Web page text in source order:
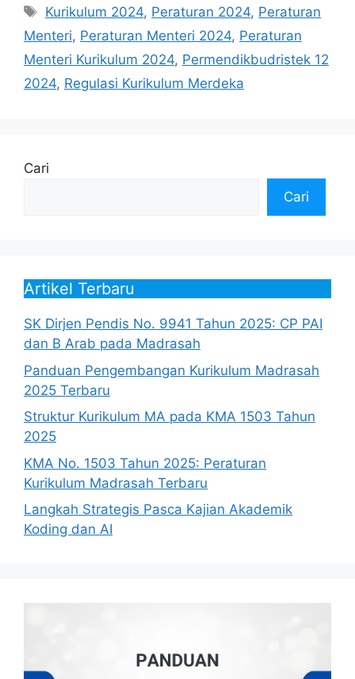
Tag
Kurikulum 2024, Peraturan 2024, Peraturan
Menteri, Peraturan Menteri 2024, Peraturan
Menteri Kurikulum 2024, Permendikbudristek 12
2024, Regulasi Kurikulum Merdeka
Cari
Cari
Artikel Terbaru
SK Dirjen Pendis No. 9941 Tahun 2025: CP PAI
dan B Arab pada Madrasah
Panduan Pengembangan Kurikulum Madrasah
2025 Terbaru
Struktur Kurikulum MA pada KMA 1503 Tahun
2025
KMA No. 1503 Tahun 2025: Peraturan
Kurikulum Madrasah Terbaru
Langkah Strategis Pasca Kajian Akademik
Koding dan AI